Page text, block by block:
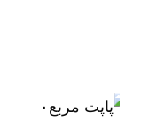
۰